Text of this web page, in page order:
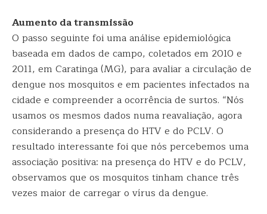
Aumento da transmissão
O passo seguinte foi uma análise epidemiológica
baseada em dados de campo, coletados em 2010 e
2011, em Caratinga (MG), para avaliar a circulação de
dengue nos mosquitos e em pacientes infectados na
cidade e compreender a ocorrência de surtos. “Nós
usamos os mesmos dados numa reavaliação, agora
considerando a presença do HTV e do PCLV. O
resultado interessante foi que nós percebemos uma
associação positiva: na presença do HTV e do PCLV,
observamos que os mosquitos tinham chance três
vezes maior de carregar o vírus da dengue.